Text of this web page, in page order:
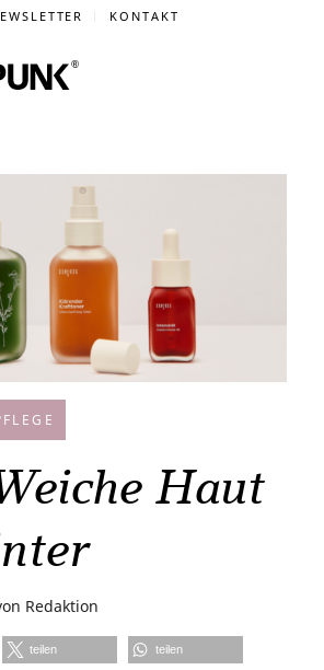
KONTAKT
Haut
Redaktion
teilen teilen